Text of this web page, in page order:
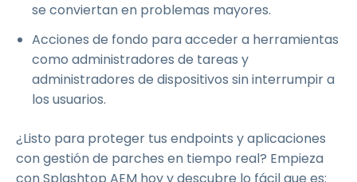
se conviertan en problemas mayores.
Acciones de fondo para acceder a herramientas
como administradores de tareas y
administradores de dispositivos sin interrumpir a
los usuarios.
¿Listo para proteger tus endpoints y aplicaciones
con gestión de parches en tiempo real? Empieza